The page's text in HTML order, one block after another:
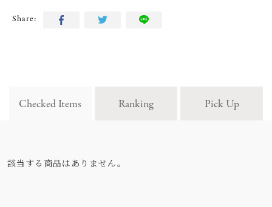
Share:
Checked Items Ranking Pick Up
該当する商品はありません。